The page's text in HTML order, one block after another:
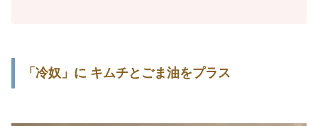
「冷奴」に キムチとごま油をプラス